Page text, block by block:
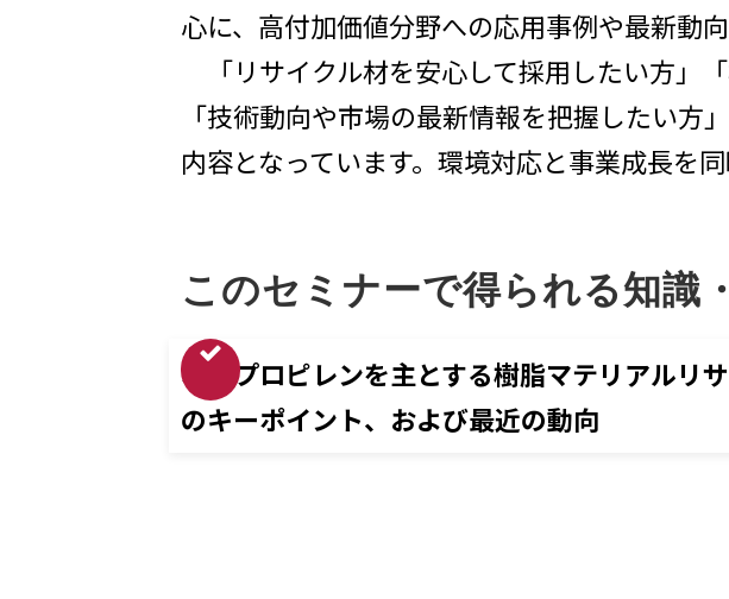
心に、高付加価値分野への応用事例や最新動
「リサイクル材を安心して採用したい方」
「技術動向や市場の最新情報を把握したい
内容となっています。環境対応と事業成長を
このセミナーで得られる知識
ポリプロピレンを主とする樹脂マテリアルリ
のキーポイント、および最近の動向